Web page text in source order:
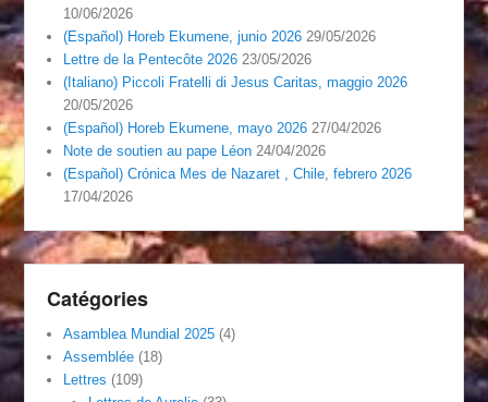
10/06/2026
(Español) Horeb Ekumene, junio 2026 29/05/2026
Lettre de la Pentecôte 2026 23/05/2026
(Italiano) Piccoli Fratelli di Jesus Caritas, maggio 2026
20/05/2026
(Español) Horeb Ekumene, mayo 2026 27/04/2026
Note de soutien au pape Léon 24/04/2026
(Español) Crónica Mes de Nazaret , Chile, febrero 2026
17/04/2026
Catégories
Asamblea Mundial 2025 (4)
Assemblée (18)
Lettres (109)